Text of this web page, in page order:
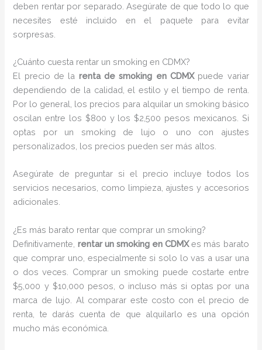
deben rentar por separado. Asegúrate de que todo lo que
necesites esté incluido en el paquete para evitar
sorpresas.
¿Cuánto cuesta rentar un smoking en CDMX?
El precio de la renta de smoking en CDMXpuede variar
dependiendo de la calidad, el estilo y el tiempo de renta.
Por lo general, los precios para alquilar un smoking básico
oscilan entre los $800 y los $2,500 pesos mexicanos. Si
optas por un smoking de lujo o uno con ajustes
personalizados, los precios pueden ser más altos.
Asegúrate de preguntar si el precio incluye todos los
servicios necesarios, como limpieza, ajustes y accesorios
adicionales.
¿Es más barato rentar que comprar un smoking?
Definitivamente, rentar un smoking en CDMXes más barato
que comprar uno, especialmente si solo lo vas a usar una
o dos veces. Comprar un smoking puede costarte entre
$5,000 y $10,000 pesos, o incluso más si optas por una
marca de lujo. Al comparar este costo con el precio de
renta, te darás cuenta de que alquilarlo es una opción
mucho más económica.